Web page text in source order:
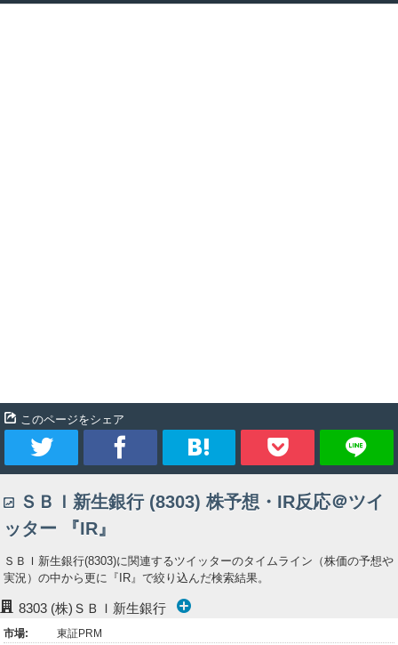
このページをシェア
イ
ー
ト
ア
ッ
ク
マ
ＳＢＩ新生銀行 (8303) 株予想・IR反応＠ツイ
ッター 『IR』
ＳＢＩ新生銀行(8303)に関連するツイッターのタイムライン（株価の予想や
実況）の中から更に『IR』で絞り込んだ検索結果。
8303 (株)ＳＢＩ新生銀行
市場:
東証PRM